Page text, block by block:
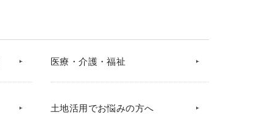
医療・介護・福祉
土地活用でお悩みの方へ